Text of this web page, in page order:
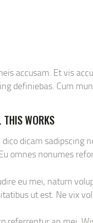
accusam. Et vis
definiebas. Cum
WORKS
dicam sadipscing
omnes nonumes
eu mei, natum
ut est. Ne vix